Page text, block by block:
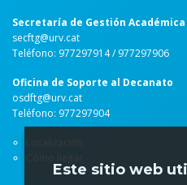
Secretaría de Gestión Académica
secftg@urv.cat
Teléfono: 977297914 / 977297906
Oficina de Soporte al Decanato
osdftg@urv.cat
Teléfono: 977297904
Localización
Cómo llegar
Este sitio web